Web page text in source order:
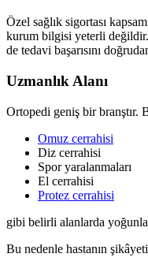
Özel sağlık sigortası
kurum bilgisi yeterli
de tedavi başarısını
Uzmanlık Alanı
Ortopedi geniş bir branştır.
Omuz cerrahisi
Diz cerrahisi
Spor yaralanmaları
El cerrahisi
Protez cerrahisi
gibi belirli alanlarda
Bu nedenle hastanın